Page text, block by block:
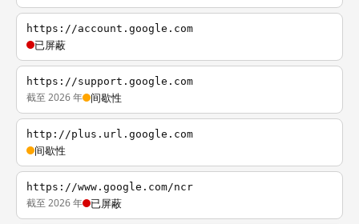
https://account.google.com
已屏蔽
https://support.google.com
截至 2026 年 间歇性
http://plus.url.google.com
间歇性
https://www.google.com/ncr
截至 2026 年 已屏蔽